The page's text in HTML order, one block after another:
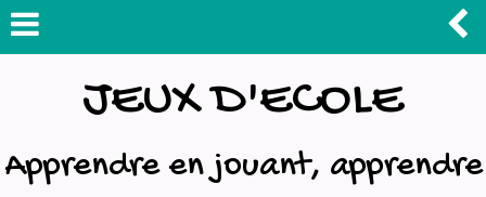
JEUX D'ECOLE
Apprendre en jouant, apprendre